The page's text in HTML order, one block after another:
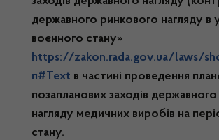
державного ринкового нагляду в
воєнного стану»
https://zakon.rada.gov.ua/laws/
п#Text в частині проведення
позапланових заходів
нагляду медичних виробів на
стану.